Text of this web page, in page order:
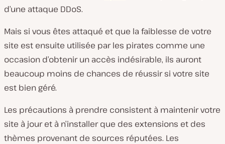
d’une attaque DDoS.
Mais si vous êtes attaqué et que la faiblesse de votre
site est ensuite utilisée par les pirates comme une
occasion d’obtenir un accès indésirable, ils auront
beaucoup moins de chances de réussir si votre site
est bien géré.
Les précautions à prendre consistent à maintenir votre
site à jour et à n’installer que des extensions et des
thèmes provenant de sources réputées. Les